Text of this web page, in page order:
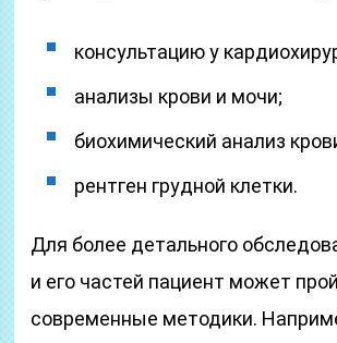
консультацию у
анализы крови и мочи;
биохимический анализ
рентген грудной клетки.
Для более детального
и его частей пациент может
современные методики.